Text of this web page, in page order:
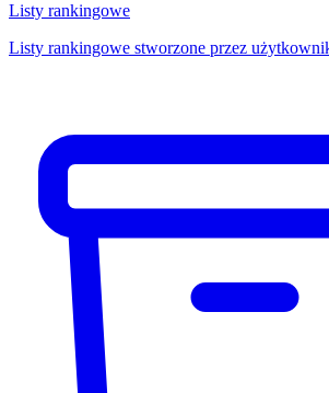
Listy rankingowe
Listy rankingowe stworzone przez